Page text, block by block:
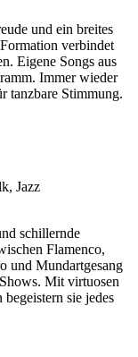
und ein breites
verbindet
Eigene Songs aus
Immer wieder
tanzbare Stimmung.
Jazz
schillernde
Flamenco,
und Mundartgesang
Mit virtuosen
sie jedes